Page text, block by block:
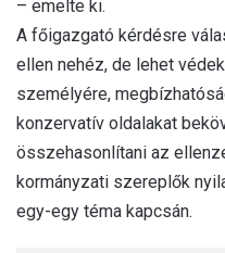
– emelte ki.
A főigazgató kérdésre
ellen nehéz, de lehet
személyére,
konzervatív oldalakat
összehasonlítani az
kormányzati szereplők
egy-egy téma kapcsán.